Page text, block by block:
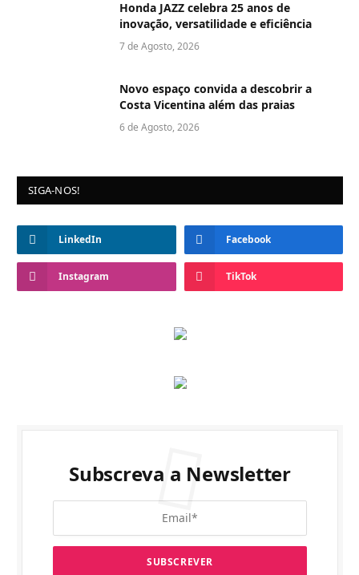
Honda JAZZ celebra 25 anos de
inovação, versatilidade e eficiência
7 de Agosto, 2026
Novo espaço convida a descobrir a
Costa Vicentina além das praias
6 de Agosto, 2026
SIGA-NOS!
LinkedIn Facebook
Instagram TikTok
Subscreva a Newsletter